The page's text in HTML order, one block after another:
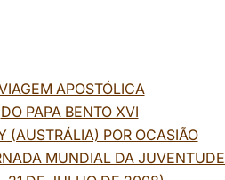
APOSTÓLICA
DO PAPA BENTO XVI
(AUSTRÁLIA) POR OCASIÃO
MUNDIAL DA JUVENTUDE